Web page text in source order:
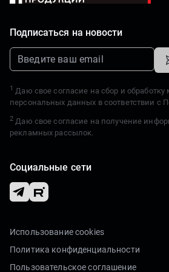
Подписаться на новости
1 Даю свое согласие на сбор и обработку
персональных данных в соответствии с
2 Даю свое согласие на получение
рекламных рассылок.
Социальные сети
Использование cookies
Политика конфиденциальности
Пользовательское соглашение